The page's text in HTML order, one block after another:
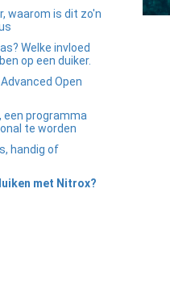
waarom is dit zo'n
Welke invloed
op een duiker.
Open
een programma
te worden
handig of
met Nitrox?